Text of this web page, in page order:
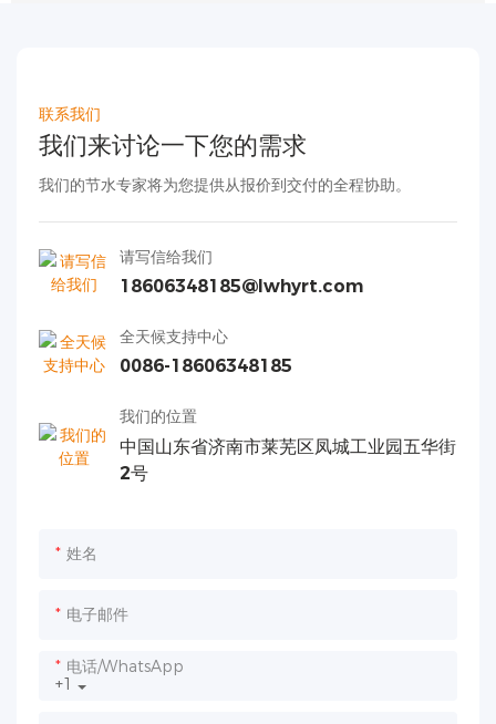
联系我们
我们来讨论一下您的需求
我们的节水专家将为您提供从报价到交付的全程协助。
请写信给我们
18606348185@lwhyrt.com
全天候支持中心
0086-18606348185
我们的位置
中国山东省济南市莱芜区凤城工业园五华街
2号
姓名
电子邮件
+1
电话/WhatsApp